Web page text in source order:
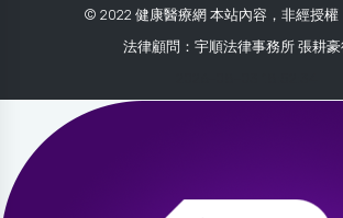
© 2022 健康醫療網 本站內容，非經授權
法律顧問：宇順法律事務所 張耕